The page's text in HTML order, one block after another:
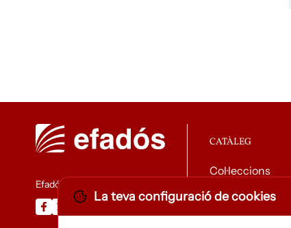
Efadós
CATÀLEG
Col·leccions
Descarregar
La teva configuració de cookies